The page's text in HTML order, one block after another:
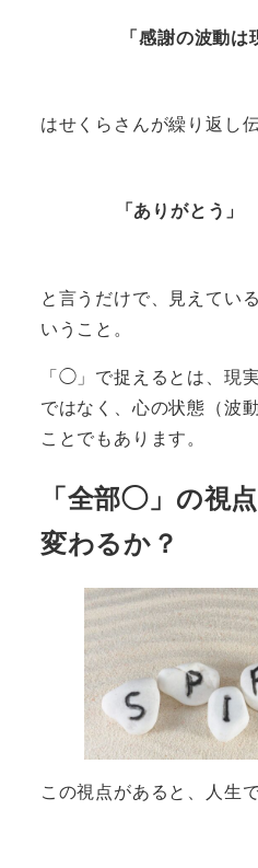
「感謝の波動は
はせくらさんが繰り返し
「ありがとう」
と言うだけで、見えてい
いうこと。
「◯」で捉えるとは、現
ではなく、心の状態（波
ことでもあります。
「全部◯」の視
変わるか？
この視点があると、人生